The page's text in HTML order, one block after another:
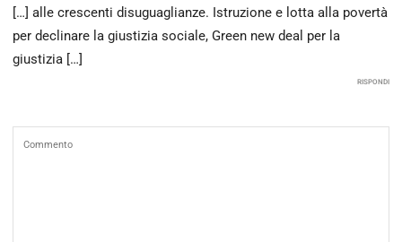
[…] alle crescenti disuguaglianze. Istruzione e lotta alla povertà
per declinare la giustizia sociale, Green new deal per la
giustizia […]
RISPONDI